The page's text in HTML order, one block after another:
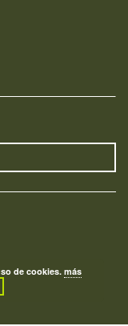
de cookies.más